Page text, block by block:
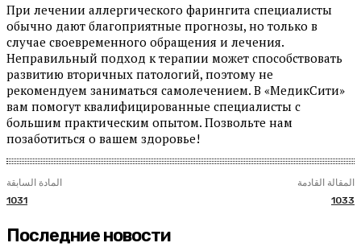
При лечении аллергического фарингита специалисты
обычно дают благоприятные прогнозы, но только в
случае своевременного обращения и лечения.
Неправильный подход к терапии может способствовать
развитию вторичных патологий, поэтому не
рекомендуем заниматься самолечением. В «МедикСити»
вам помогут квалифицированные специалисты с
большим практическим опытом. Позвольте нам
позаботиться о вашем здоровье!
المادة السابقة
1031
المقالة القادمة
1033
Последние новости